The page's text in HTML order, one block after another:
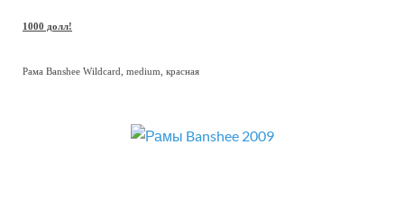
1000 долл!
Рама Banshee Wildcard, medium, красная